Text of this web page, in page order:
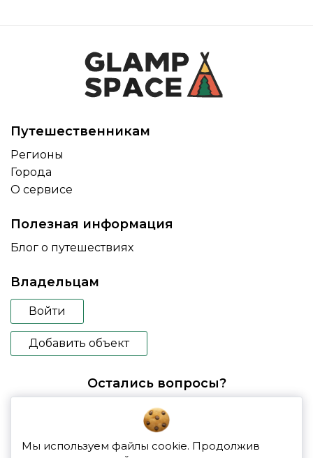
Путешественникам
Регионы
Города
О сервисе
Полезная информация
Блог о путешествиях
Владельцам
Войти
Добавить объект
Остались вопросы?
booking@glampspace.ru
Мы используем файлы cookie. Продолжив